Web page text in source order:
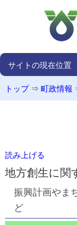
サイトの現在位置
トップ⇒ 町政情報
読み上げる
地方創生に関
振興計画やま
ど